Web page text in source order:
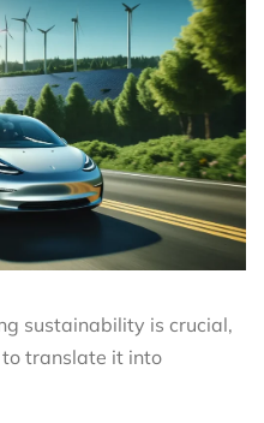
sustainability is crucial,
translate it into